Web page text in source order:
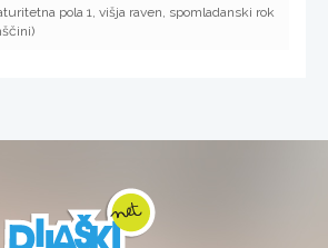
pola 1, višja raven, spomladanski rok